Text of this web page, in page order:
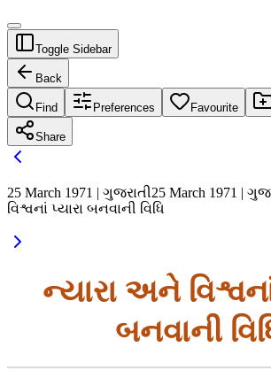
Toggle Sidebar
Back
Find Preferences Favourite
Share
25 March 1971 | ગુજરાતી25 March 1971 |
વિશ્વનાં પ્યારા બનવાની વિધિ
ન્યારા અને
બનવાની